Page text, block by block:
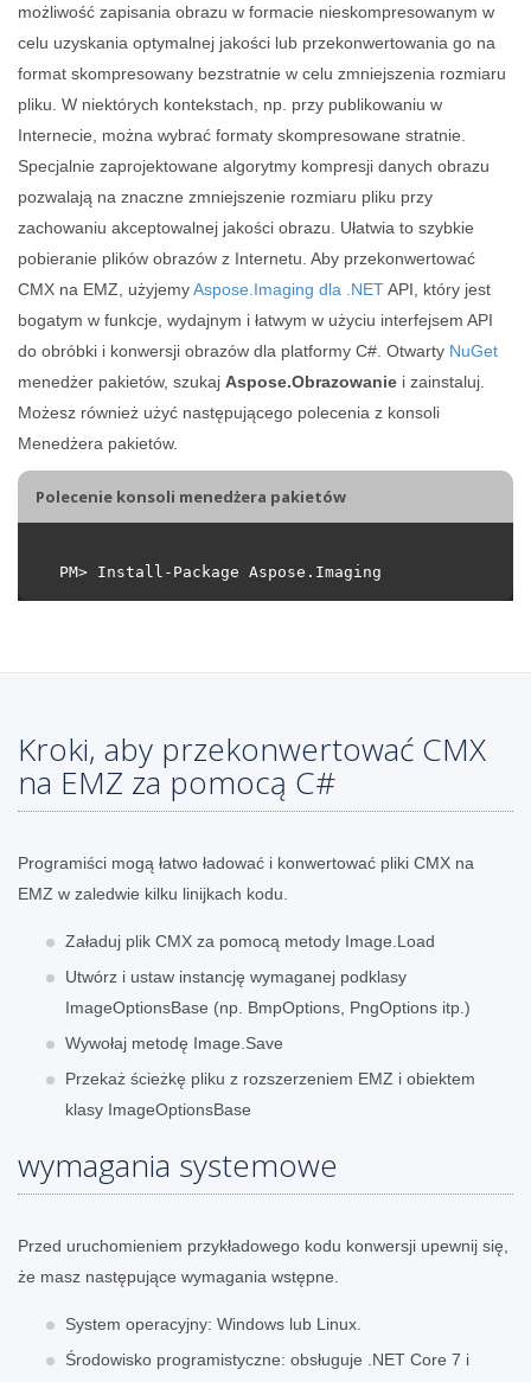
możliwość zapisania obrazu w formacie nieskompresowanym w
celu uzyskania optymalnej jakości lub przekonwertowania go na
format skompresowany bezstratnie w celu zmniejszenia rozmiaru
pliku. W niektórych kontekstach, np. przy publikowaniu w
Internecie, można wybrać formaty skompresowane stratnie.
Specjalnie zaprojektowane algorytmy kompresji danych obrazu
pozwalają na znaczne zmniejszenie rozmiaru pliku przy
zachowaniu akceptowalnej jakości obrazu. Ułatwia to szybkie
pobieranie plików obrazów z Internetu. Aby przekonwertować
CMX na EMZ, użyjemyAspose.Imaging dla .NETAPI, który jest
bogatym w funkcje, wydajnym i łatwym w użyciu interfejsem API
do obróbki i konwersji obrazów dla platformy C#. Otwarty NuGet
menedżer pakietów, szukaj Aspose.Obrazowanie i zainstaluj.
Możesz również użyć następującego polecenia z konsoli
Menedżera pakietów.
Polecenie konsoli menedżera pakietów
Kroki, aby przekonwertować CMX
na EMZ za pomocą C#
Programiści mogą łatwo ładować i konwertować pliki CMX na
EMZ w zaledwie kilku linijkach kodu.
Załaduj plik CMX za pomocą metody Image.Load
Utwórz i ustaw instancję wymaganej podklasy
ImageOptionsBase (np. BmpOptions, PngOptions itp.)
Wywołaj metodę Image.Save
Przekaż ścieżkę pliku z rozszerzeniem EMZ i obiektem
klasy ImageOptionsBase
wymagania systemowe
Przed uruchomieniem przykładowego kodu konwersji upewnij się,
że masz następujące wymagania wstępne.
System operacyjny: Windows lub Linux.
Środowisko programistyczne: obsługuje .NET Core 7 i